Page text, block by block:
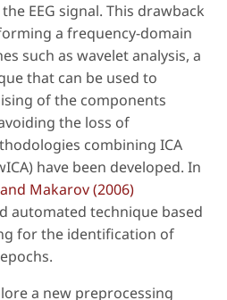
EEG signal. This drawback
a frequency-domain
such as wavelet analysis, a
that can be used to
of the components
the loss of
combining ICA
have been developed. In
Makarov (2006)
automated technique based
for the identification of
a new preprocessing